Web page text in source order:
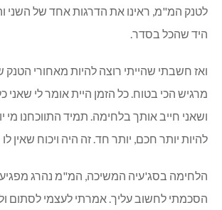
לטנק המ"מ, ראינו את הדרגות אחד של השני
היד שהכל בסדר.
ואז חשבתי שהייתי רוצה להיות מאחורי הטנק
מרגיש הכי בטוח. כל הזמן היית אומר לי שאני
ושאני חייב אותך בלחימה. תמיד התווכחנו מי
להיות יותר חכם, יותר חד. זה היה ויכוח שאין לו
הלחימה בסג'עיה המשיכה, המ"מ נהרג
הסכמתי לחשוב עליך. אמרתי לעצמי לסתום